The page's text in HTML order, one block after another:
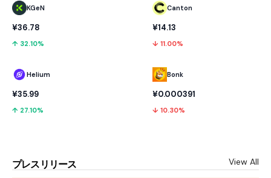
KGeN
¥36.78
↑ 32.10%
Helium
¥35.99
↑ 27.10%
Canton
¥14.13
↓ 11.00%
Bonk
¥0.000391
↓ 10.30%
プレスリリース View All